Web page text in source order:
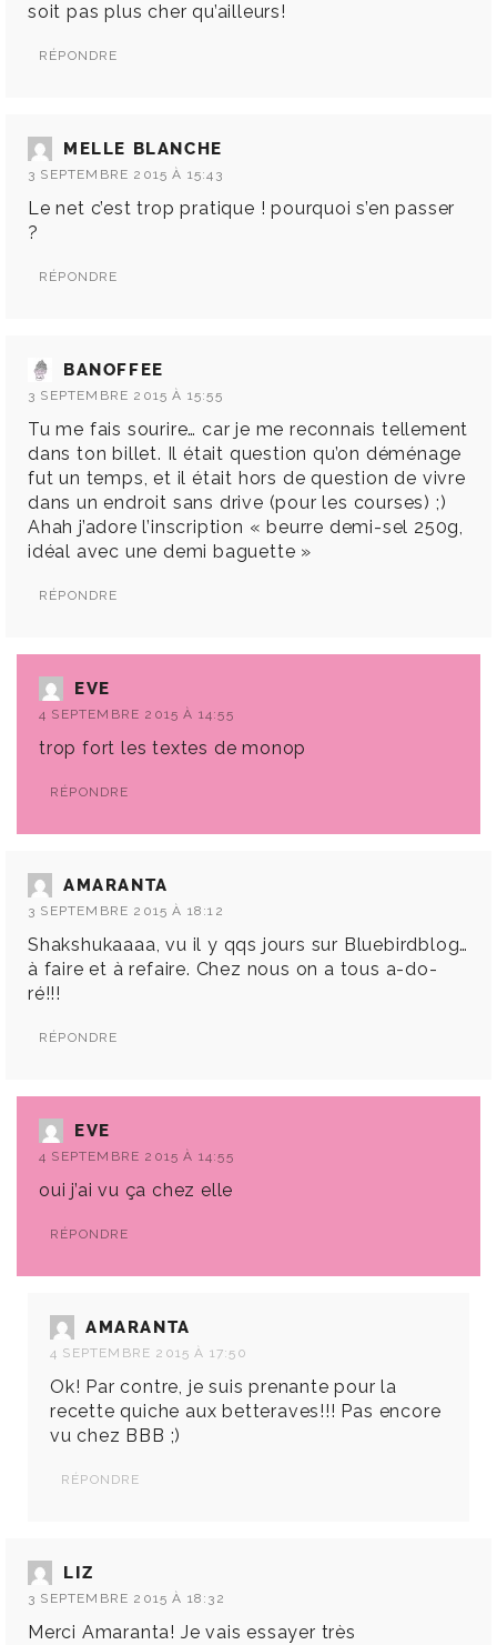
soit pas plus cher qu’ailleurs!
RÉPONDRE
MELLE BLANCHE
3 SEPTEMBRE 2015 À 15:43
Le net c’est trop pratique ! pourquoi s’en passer
?
RÉPONDRE
BANOFFEE
3 SEPTEMBRE 2015 À 15:55
Tu me fais sourire… car je me reconnais tellement
dans ton billet. Il était question qu’on déménage
fut un temps, et il était hors de question de vivre
dans un endroit sans drive (pour les courses) ;)
Ahah j’adore l’inscription « beurre demi-sel 250g,
idéal avec une demi baguette »
RÉPONDRE
EVE
4 SEPTEMBRE 2015 À 14:55
trop fort les textes de monop
RÉPONDRE
AMARANTA
3 SEPTEMBRE 2015 À 18:12
Shakshukaaaa, vu il y qqs jours sur Bluebirdblog…
à faire et à refaire. Chez nous on a tous a-do-
ré!!!
RÉPONDRE
EVE
4 SEPTEMBRE 2015 À 14:55
oui j’ai vu ça chez elle
RÉPONDRE
AMARANTA
4 SEPTEMBRE 2015 À 17:50
Ok! Par contre, je suis prenante pour la
recette quiche aux betteraves!!! Pas encore
vu chez BBB ;)
RÉPONDRE
LIZ
3 SEPTEMBRE 2015 À 18:32
Merci Amaranta! Je vais essayer très